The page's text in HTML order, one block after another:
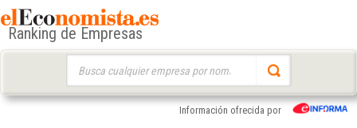
Ranking de Empresas
Información ofrecida por